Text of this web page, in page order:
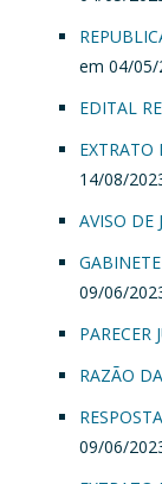
em 04/05/
EDITAL
EXTRATO
14/08/
AVISO DE
09/06/
PARECER
RAZÃO
09/06/